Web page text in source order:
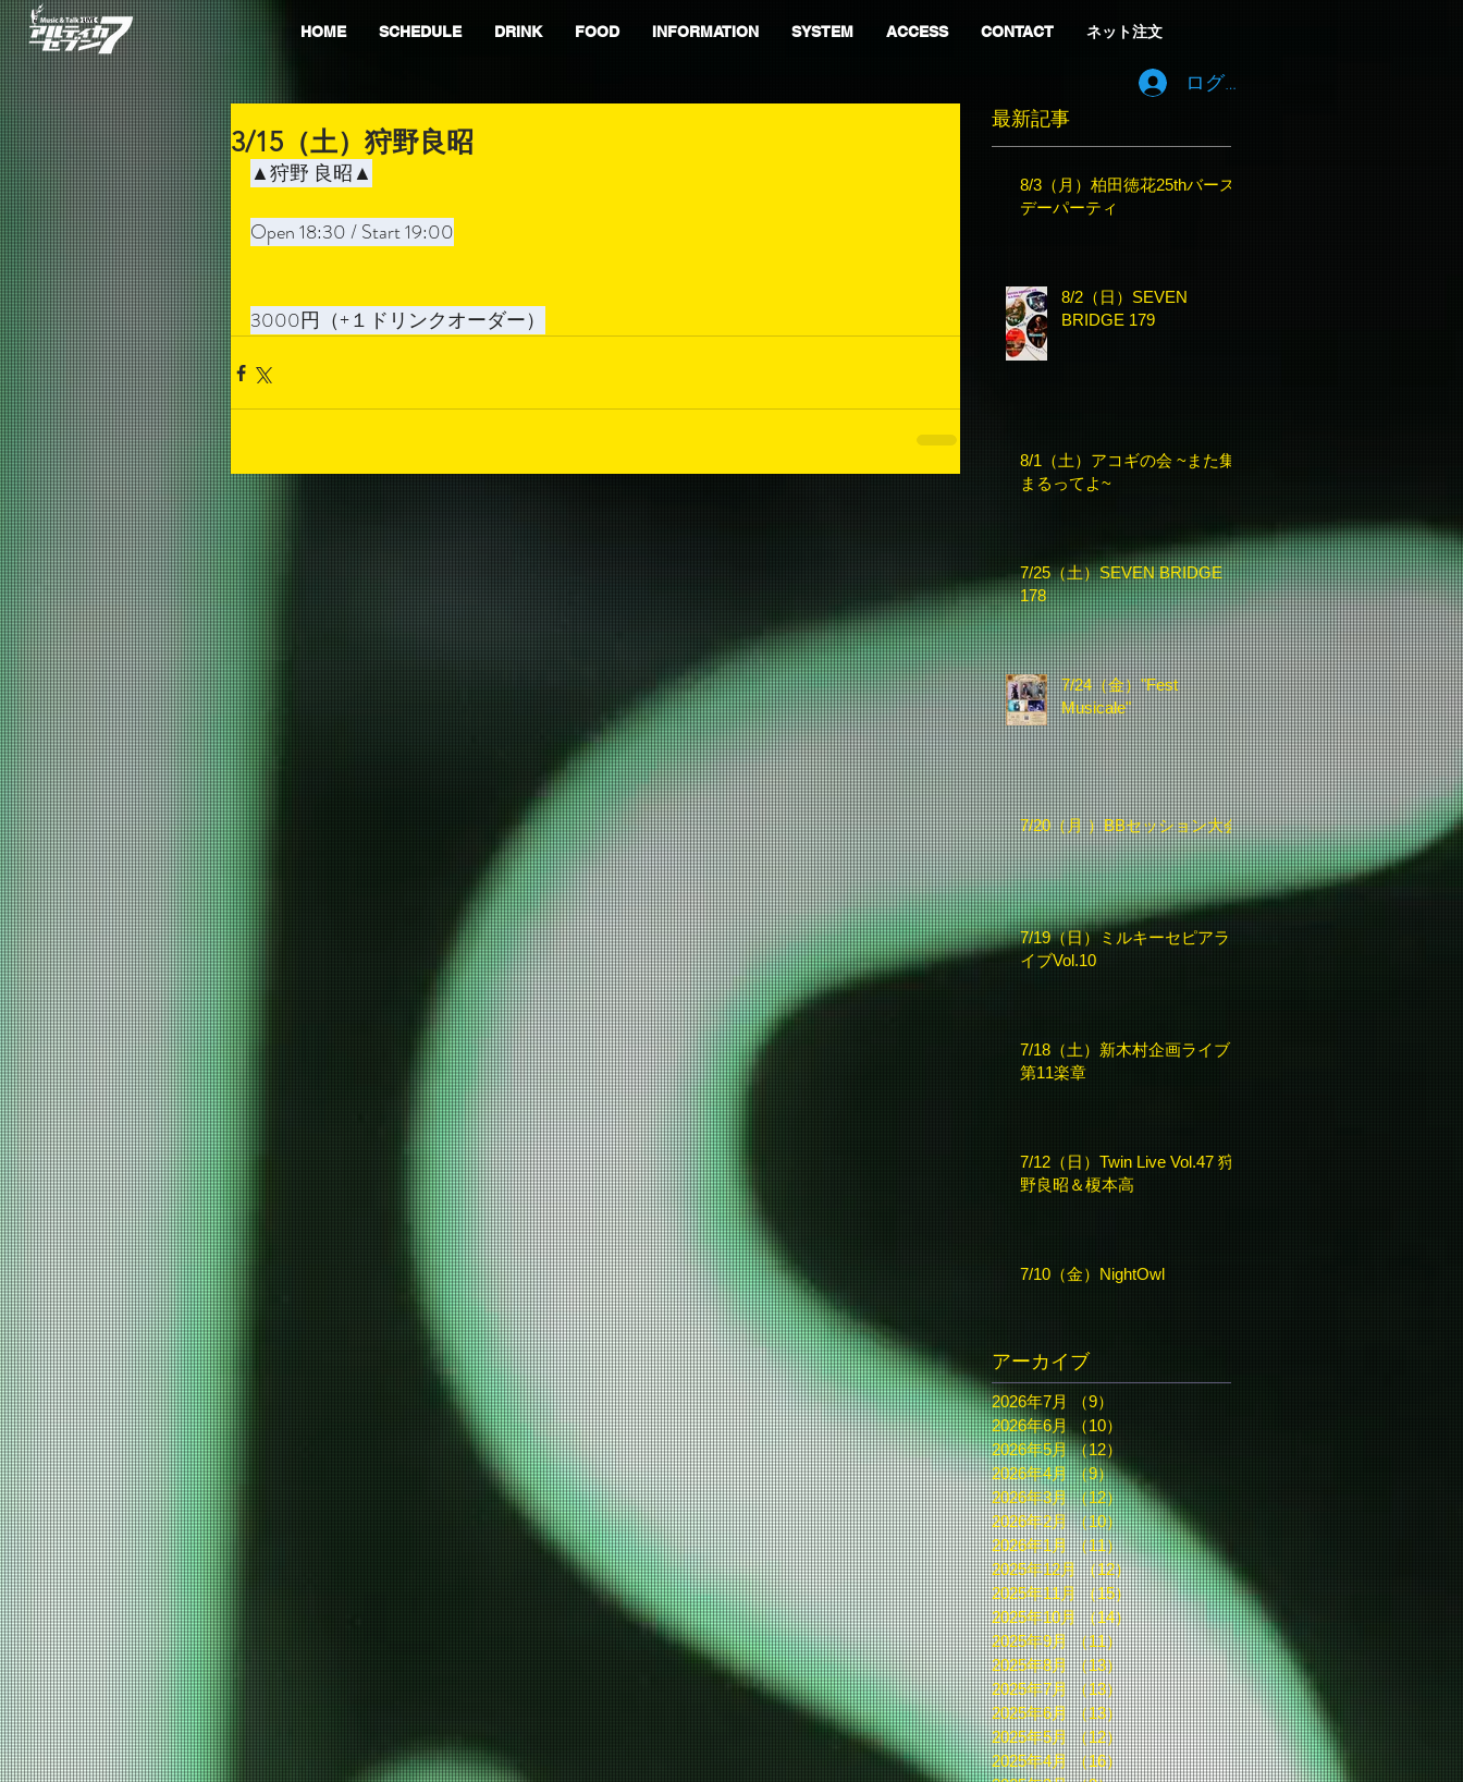
HOME SCHEDULE DRINK FOOD INFORMATION SYSTEM ACCESS CONTACT ネット注文
ログイン
3/15（土）狩野良昭
▲狩野 良昭▲
Open 18:30 / Start 19:00
3000円（+１ドリンクオーダー）
最新記事
8/3（月）柏田徳花25thバース
デーパーティ
8/2（日）SEVEN
BRIDGE 179
8/1（土）アコギの会 ~また集
まるってよ~
7/25（土）SEVEN BRIDGE
178
7/24（金）"Fest
Musicale"
7/20（月 ）BBセッション大会
7/19（日）ミルキーセピアラ
イブVol.10
7/18（土）新木村企画ライブ
第11楽章
7/12（日）Twin Live Vol.47 狩
野良昭＆榎本高
7/10（金）NightOwl
アーカイブ
2026年7月 （9）
2026年6月
（10）
2026年5月 （12）
2026年4月 （9）9件の記事
2026年3月 （12）12件の記事
2026年2月 （10）10件の記事
2026年1月 （11）11件の記事
2025年12月 （12）12件の記事
2025年11月 （15）15件の記事
2025年10月 （14）14件の記事
2025年9月 （11）11件の記事
2025年8月 （13）13件の記事
2025年7月 （13）13件の記事
2025年6月 （13）13件の記事
2025年5月 （12）12件の記事
2025年4月 （16）16件の記事